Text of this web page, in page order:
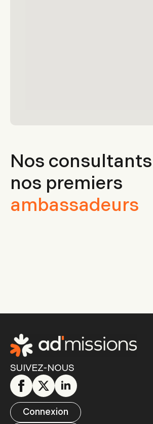
Nos
nos premiers
ambassadeurs
SUIVEZ-NOUS
Connexion